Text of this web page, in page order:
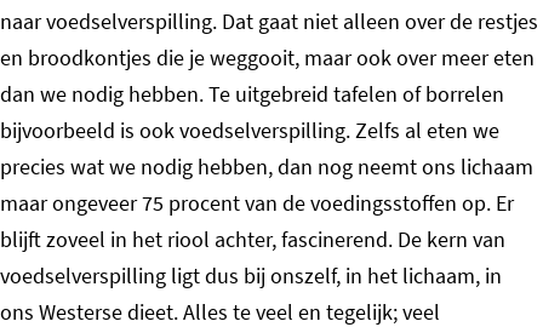
naar voedselverspilling. Dat gaat niet alleen over de restjes
en broodkontjes die je weggooit, maar ook over meer eten
dan we nodig hebben. Te uitgebreid tafelen of borrelen
bijvoorbeeld is ook voedselverspilling. Zelfs al eten we
precies wat we nodig hebben, dan nog neemt ons lichaam
maar ongeveer 75 procent van de voedingsstoffen op. Er
blijft zoveel in het riool achter, fascinerend. De kern van
voedselverspilling ligt dus bij onszelf, in het lichaam, in
ons Westerse dieet. Alles te veel en tegelijk; veel